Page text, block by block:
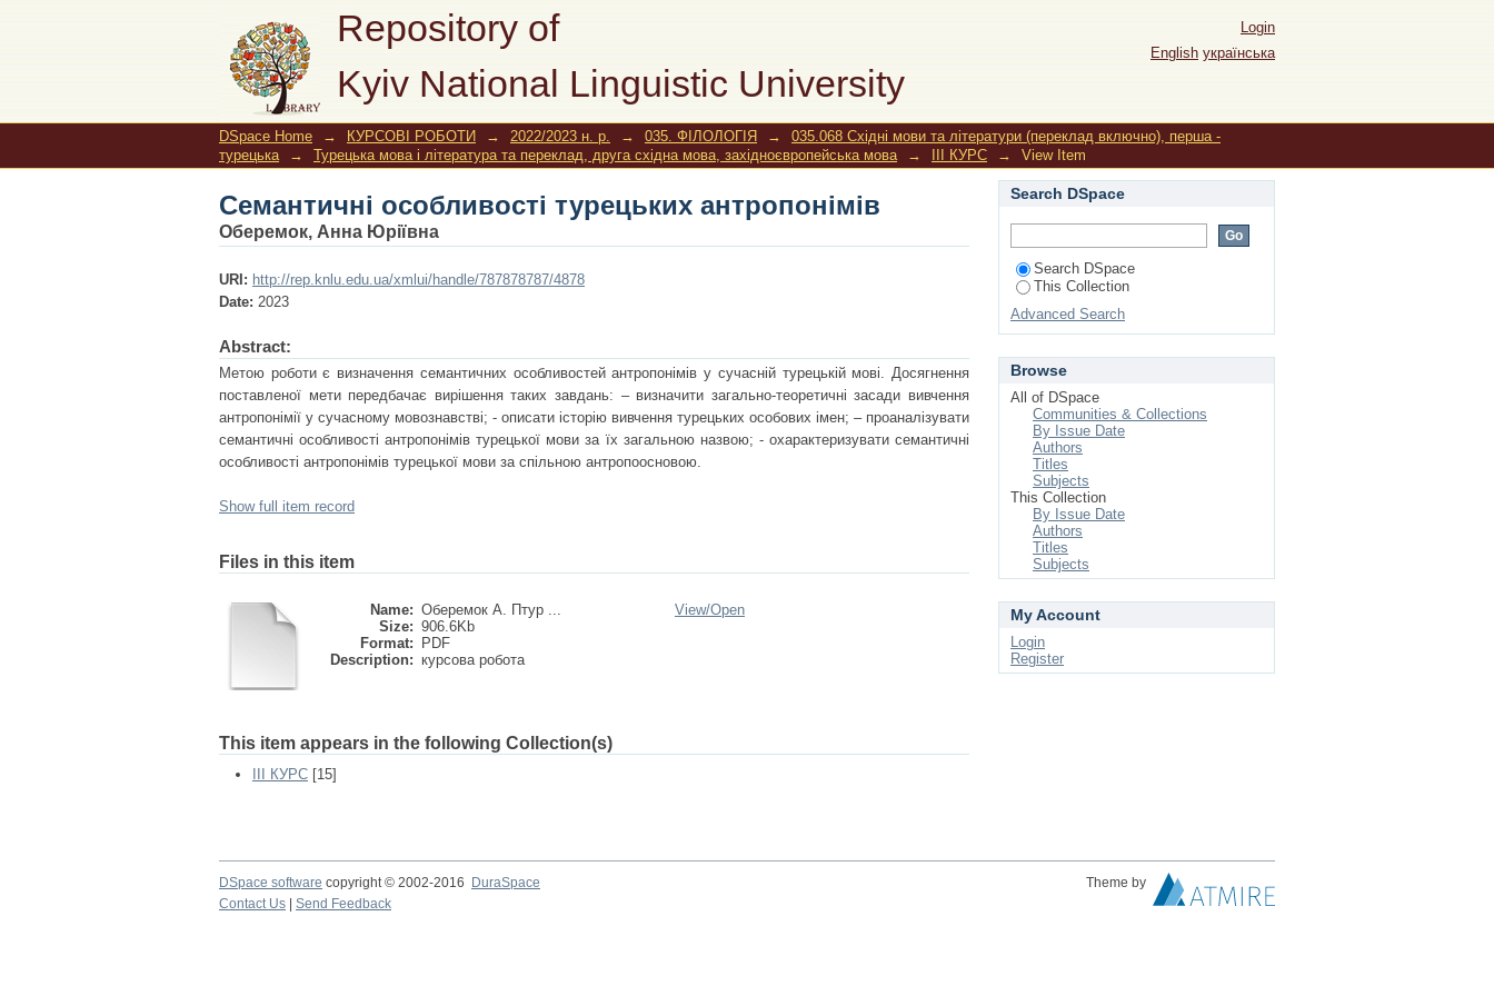
Repository of
Kyiv National Linguistic University
Семантичні особливості турецьких антропонімів
Login
English українська
DSpace Home → КУРСОВІ РОБОТИ → 2022/2023 н. р. → 035. ФІЛОЛОГІЯ →
035.068 Східні мови та літератури (переклад включно), перша -
турецька
→ Турецька мова і література та переклад, друга східна мова, західноєвропейська мова → ІІІ КУРС → View Item
Семантичні особливості турецьких антропонімів
Оберемок, Анна Юріївна
URI: http://rep.knlu.edu.ua/xmlui/handle/787878787/4878
Date: 2023
Abstract:
Метою роботи є визначення семантичних особливостей антропонімів у сучасній турецькій мові. Досягнення
поставленої мети передбачає вирішення таких завдань: – визначити загально-теоретичні засади вивчення
антропонімії у сучасному мовознавстві; - описати історію вивчення турецьких особових імен; – проаналізувати
семантичні особливості антропонімів турецької мови за їх загальною назвою; - охарактеризувати семантичні
особливості антропонімів турецької мови за спільною антропоосновою.
Show full item record
Files in this item
Name: Оберемок А. Птур ...
Size: 906.6Kb
Format:
PDF
Description: курсова робота
View/Open
This item appears in the following Collection(s)
ІІІ КУРС [15]
Search DSpace
Search DSpace
This Collection
Advanced Search
Browse
All of DSpace
Communities & Collections
By Issue Date
Authors
Titles
Subjects
This Collection
By Issue Date
Authors
Titles
Subjects
My Account
Login
Register
DSpace software copyright © 2002-2016 DuraSpace
Theme by
Contact Us
Send Feedback